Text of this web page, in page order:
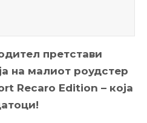
претстави
на малиот роудстер
Recaro Edition – која